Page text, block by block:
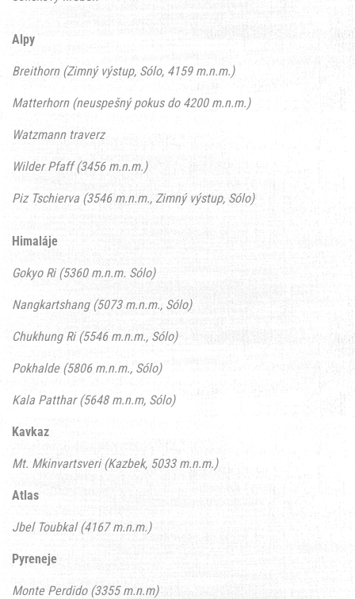
Alpy
Breithorn (Zimný výstup, Sólo, 4159 m.n.m.)
Matterhorn (neuspešný pokus do 4200 m.n.m.)
Watzmann traverz
Wilder Pfaff (3456 m.n.m.)
Piz Tschierva (3546 m.n.m., Zimný výstup, Sólo)
Himaláje
Gokyo Ri (5360 m.n.m. Sólo)
Nangkartshang (5073 m.n.m., Sólo)
Chukhung Ri (5546 m.n.m., Sólo)
Pokhalde (5806 m.n.m., Sólo)
Kala Patthar (5648 m.n.m, Sólo)
Kavkaz
Mt. Mkinvartsveri (Kazbek, 5033 m.n.m.)
Atlas
Jbel Toubkal (4167 m.n.m.)
Pyreneje
Monte Perdido (3355 m.n.m)